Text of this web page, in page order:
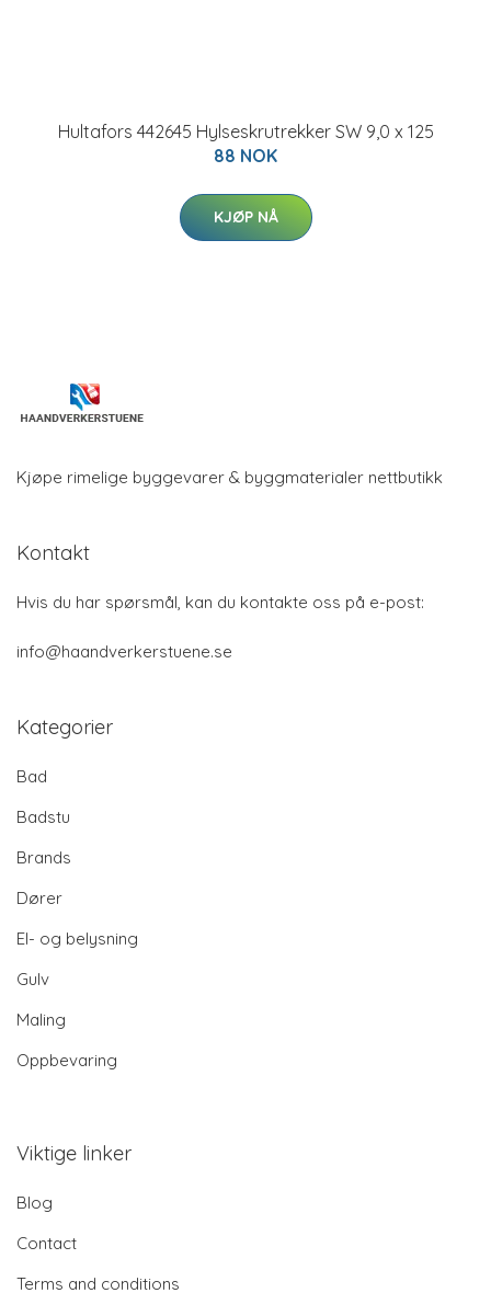
Hultafors 442645 Hylseskrutrekker SW 9,0 x 125
88 NOK
KJØP NÅ
Kjøpe rimelige byggevarer & byggmaterialer nettbutikk
Kontakt
Hvis du har spørsmål, kan du kontakte oss på e-post:
info@haandverkerstuene.se
Kategorier
Bad
Badstu
Brands
Dører
El- og belysning
Gulv
Maling
Oppbevaring
Viktige linker
Blog
Contact
Terms and conditions